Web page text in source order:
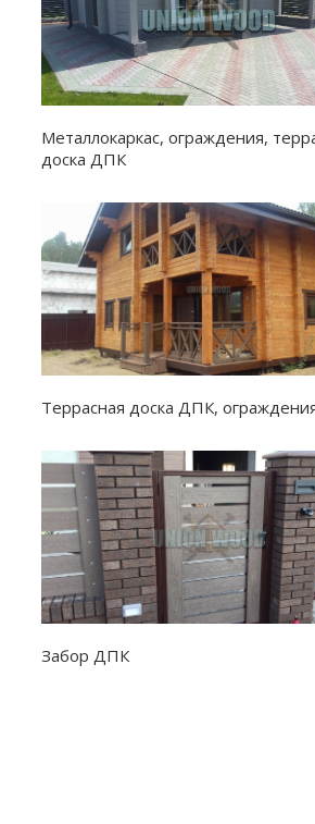
Металлокаркас, ограждения,
доска ДПК
Террасная доска ДПК,
Забор ДПК